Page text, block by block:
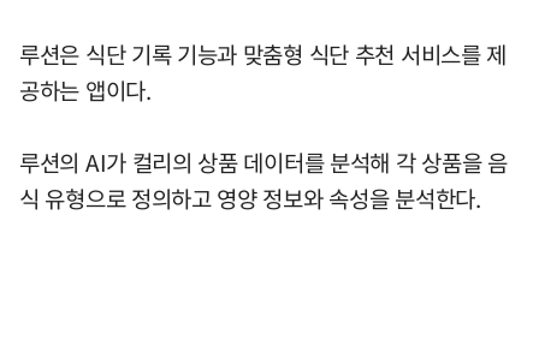
루션은 식단 기록 기능과 맞춤형 식단 추천 서비스를 제
공하는 앱이다.
루션의 AI가 컬리의 상품 데이터를 분석해 각 상품을 음
식 유형으로 정의하고 영양 정보와 속성을 분석한다.